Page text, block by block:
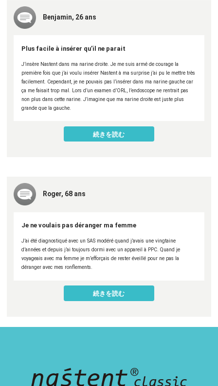
Benjamin, 26 ans
Plus facile à insérer qu’il ne parait
J’insère Nastent dans ma narine droite. Je me suis armé de courage la
première fois que j’ai voulu insérer Nastent à ma surprise j’ai pu le mettre très
facilement. Cependant, je ne pouvais pas l’insérer dans ma narine gauche car
ça me faisait trop mal. Lors d’un examen d’ORL, l’endoscope ne rentrait pas
non plus dans cette narine. J’imagine que ma narine droite est juste plus
grande que la gauche.
Roger, 68 ans
Je ne voulais pas déranger ma femme
J’ai été diagnostiqué avec un SAS modéré quand j’avais une vingtaine
d’années et depuis j’ai toujours dormi avec un appareil à PPC. Quand je
voyageais avec ma femme je m’efforçais de rester éveillé pour ne pas la
déranger avec mes ronflements.